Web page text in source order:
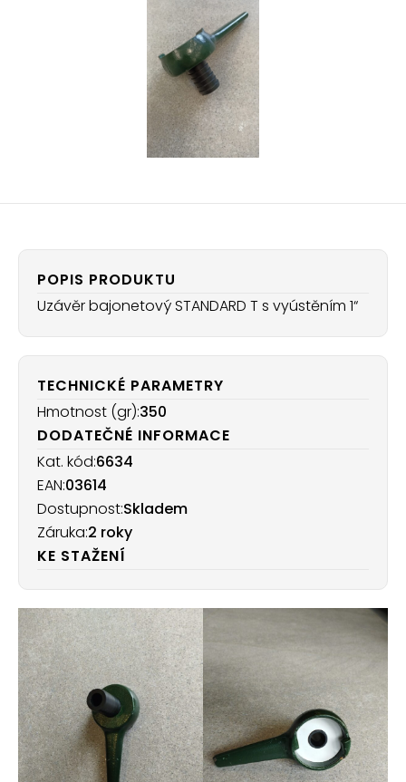
POPIS PRODUKTU
Uzávěr bajonetový STANDARD T s vyústěním 1“
TECHNICKÉ PARAMETRY
Hmotnost (gr):350
DODATEČNÉ INFORMACE
Kat. kód:6634
EAN:03614
Dostupnost:Skladem
Záruka:2 roky
KE STAŽENÍ